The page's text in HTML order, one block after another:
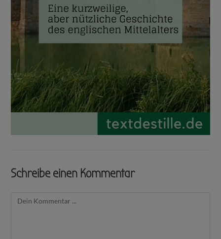
Schreibe einen Kommentar